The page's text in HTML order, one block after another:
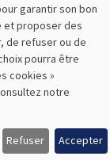
garantir son bon
et proposer des
de refuser ou de
pourra être
cookies »
notre
Refuser Accepter